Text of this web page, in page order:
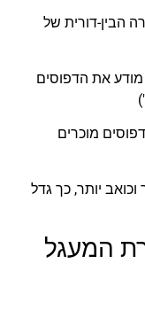
הבין-דורית של
מודע את הדפוסים
מוכרים
יותר, כך גדל
המעגל